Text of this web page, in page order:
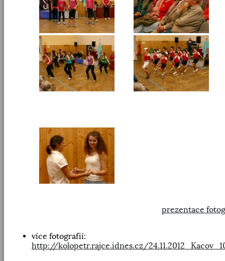
prezentace
více fotografií:
http://kolopetr.rajce.idnes.cz/